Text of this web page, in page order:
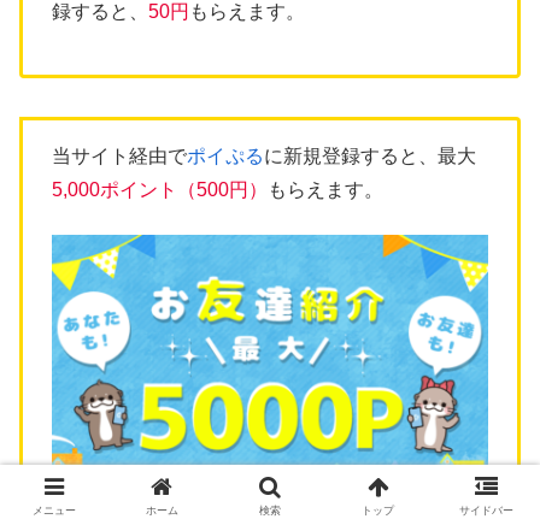
録すると、 50円 もらえます。
当サイト経由でポイぷるに新規登録すると、最大
5,000ポイント（500円）
もらえます。
メニュー ホーム 検索 トップ サイドバー